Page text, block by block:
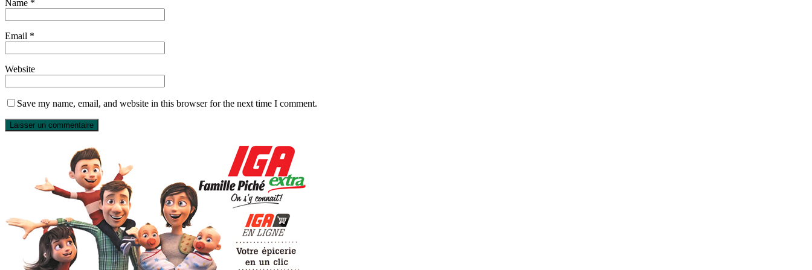
Name *
Email *
Website
Save my name, email, and website in this browser for the next time I comment.